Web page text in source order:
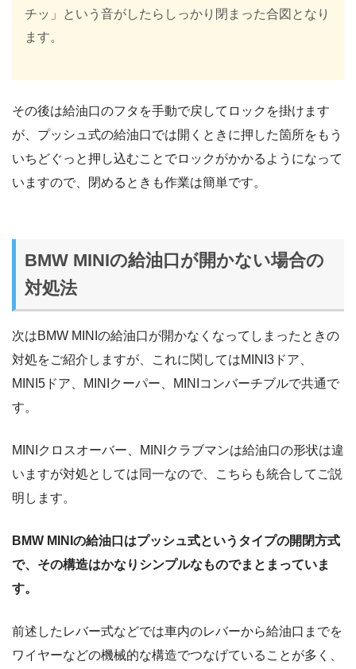
チッ」という音がしたらしっかり閉まった合図となり
ます。
その後は給油口のフタを手動で戻してロックを掛けます
が、プッシュ式の給油口では開くときに押した箇所をもう
いちどぐっと押し込むことでロックがかかるようになって
いますので、閉めるときも作業は簡単です。
BMW MINIの給油口が開かない場合の
対処法
次はBMW MINIの給油口が開かなくなってしまったときの
対処をご紹介しますが、これに関してはMINI3ドア、
MINI5ドア、MINIクーパー、MINIコンバーチブルで共通で
す。
MINIクロスオーバー、MINIクラブマンは給油口の形状は違
いますが対処としては同一なので、こちらも統合してご説
明します。
BMW MINIの給油口はプッシュ式というタイプの開閉方式
で、その構造はかなりシンプルなものでまとまっていま
す。
前述したレバー式などでは車内のレバーから給油口までを
ワイヤーなどの機械的な構造でつなげていることが多く、